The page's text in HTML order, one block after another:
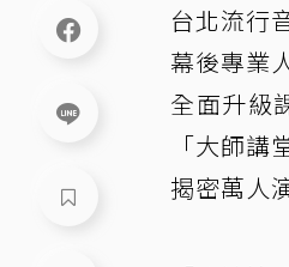
台北流行
幕後專業
全面升級
「大師
揭密萬人